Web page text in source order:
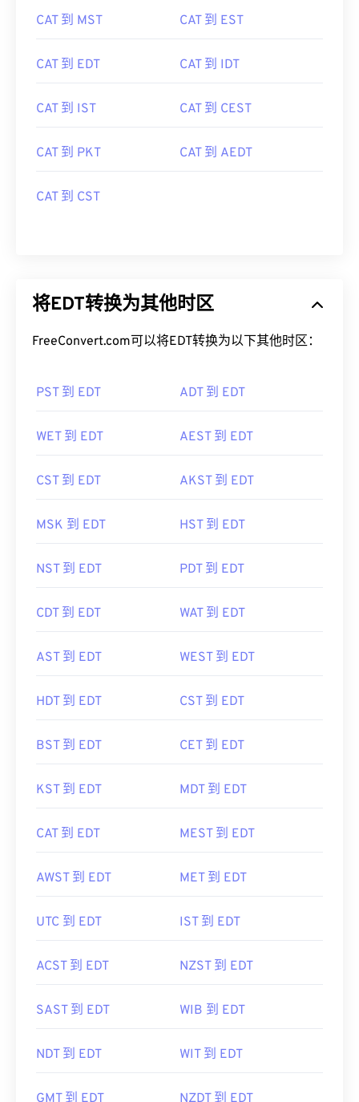
CAT 到 MST CAT 到 EST
CAT 到 EDT CAT 到 IDT
CAT 到 IST CAT 到 CEST
CAT 到 PKT CAT 到 AEDT
CAT 到 CST
将EDT转换为其他时区
FreeConvert.com可以将EDT转换为以下其他时区：
PST 到 EDT ADT 到 EDT
WET 到 EDT AEST 到 EDT
CST 到 EDT AKST 到 EDT
MSK 到 EDT HST 到 EDT
NST 到 EDT PDT 到 EDT
CDT 到 EDT WAT 到 EDT
AST 到 EDT WEST 到 EDT
HDT 到 EDT CST 到 EDT
BST 到 EDT CET 到 EDT
KST 到 EDT MDT 到 EDT
CAT 到 EDT MEST 到 EDT
AWST 到 EDT MET 到 EDT
UTC 到 EDT IST 到 EDT
ACST 到 EDT NZST 到 EDT
SAST 到 EDT WIB 到 EDT
NDT 到 EDT WIT 到 EDT
GMT 到 EDT NZDT 到 EDT